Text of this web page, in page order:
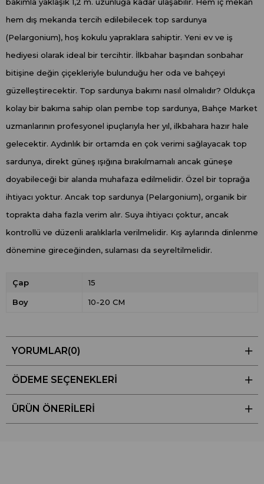
bakımla yaklaşık 1,2 m. uzunluğa kadar ulaşabilir. Hem iç mekan
hem dış mekanda tercih edilebilecek top sardunya
(Pelargonium), hoş kokulu yapraklara sahiptir. Yeni ev ve iş
hediyesi olarak ideal bir tercihtir. İlkbahar başından sonbahar
bitişine değin çiçekleriyle bulunduğu her oda ve bahçeyi
güzelleştirecektir. Top sardunya bakımı nasıl olmalıdır? Oldukça
kolay bir bakıma sahip olan pembe top sardunya, Bahçe Market
uzmanlarının profesyonel ipuçlarıyla her yıl, ilkbahara hazır hale
gelecektir. Aydınlık bir ortamda en çok verimi sağlayacak top
sardunya, direkt güneş ışığına bırakılmamalı ancak güneşe
doyabileceği bir alanda muhafaza edilmelidir. Özel bir toprağa
ihtiyacı yoktur. Ancak top sardunya (Pelargonium), organik bir
toprakta daha fazla verim alır. Suya ihtiyacı çoktur, ancak
kontrollü ve düzenli aralıklarla verilmelidir. Kış aylarında dinlenme
dönemine gireceğinden, sulaması da seyreltilmelidir.
Çap 15
Boy 10-20 CM
YORUMLAR(0)
ÖDEME SEÇENEKLERI
ÜRÜN ÖNERILERI